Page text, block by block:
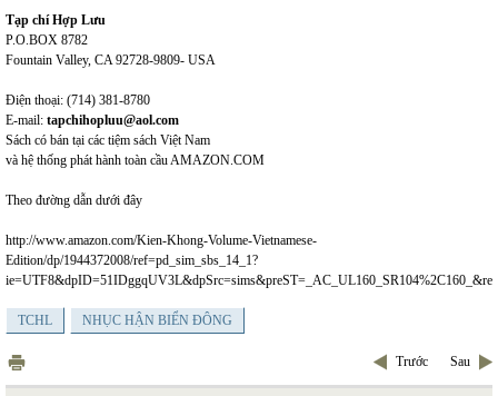
Tạp chí Hợp Lưu
P.O.BOX 8782
Fountain Valley, CA 92728-9809- USA
Điện thoại: (714) 381-8780
E-mail: tapchihopluu@aol.com
Sách có bán tại các tiệm sách Việt Nam
và hệ thống phát hành toàn cầuAMAZON.COM
Theo đường dẫn dưới đây
http://www.amazon.com/Kien-Khong-Volume-Vietnamese-
Edition/dp/1944372008/ref=pd_sim_sbs_14_1?
TCHL NHỤC HẬN BIỂN ĐÔNG
Trước Sau